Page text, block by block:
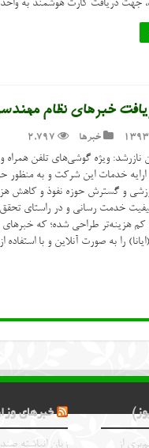
جهت دریافت کارت هوشمند به واحد
خبرهای نظام
خبرها 2,797
نازرشد: ویژه گوشی‌های تلفن
ارایه خدمات این شرکت و به
و گسترش حوزه نفوذ و کاهش
خدمت رسانی و در راستای تحقق
هزینه‌تر طراحی شده؛ که خبرهای
را به صورت آنلاین و با استفاده
از
خبرهای